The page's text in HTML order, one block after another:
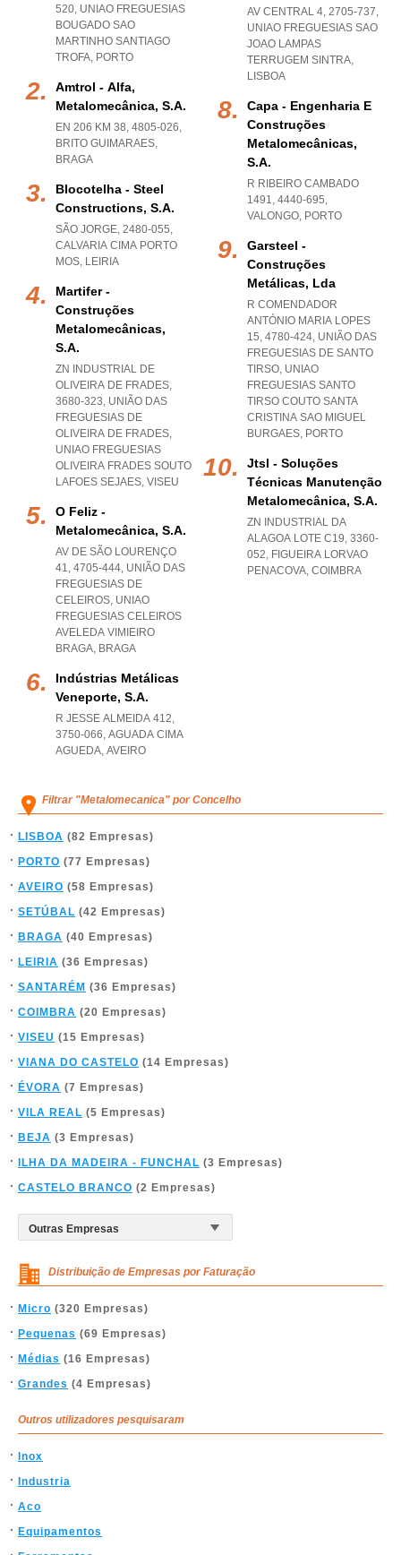
520, UNIAO FREGUESIAS
BOUGADO SAO
MARTINHO SANTIAGO
TROFA, PORTO
Amtrol - Alfa,
Metalomecânica, S.a.
EN 206 KM 38, 4805-026,
BRITO GUIMARAES,
BRAGA
Blocotelha - Steel
Constructions, S.a.
SÃO JORGE, 2480-055,
CALVARIA CIMA PORTO
MOS, LEIRIA
Martifer -
Construções
Metalomecânicas,
S.a.
ZN INDUSTRIAL DE
OLIVEIRA DE FRADES,
3680-323, UNIÃO DAS
FREGUESIAS DE
OLIVEIRA DE FRADES,
UNIAO FREGUESIAS
OLIVEIRA FRADES SOUTO
LAFOES SEJAES, VISEU
O Feliz -
Metalomecânica, S.a.
AV DE SÃO LOURENÇO
41, 4705-444, UNIÃO DAS
FREGUESIAS DE
CELEIROS, UNIAO
FREGUESIAS CELEIROS
AVELEDA VIMIEIRO
BRAGA, BRAGA
Indústrias Metálicas
Veneporte, S.a.
R JESSE ALMEIDA 412,
3750-066, AGUADA CIMA
AGUEDA, AVEIRO
AV CENTRAL 4, 2705-737,
UNIAO FREGUESIAS SAO
JOAO LAMPAS
TERRUGEM SINTRA,
LISBOA
Capa - Engenharia E
Construções
Metalomecânicas,
S.a.
R RIBEIRO CAMBADO
1491, 4440-695,
VALONGO, PORTO
Garsteel -
Construções
Metálicas, Lda
R COMENDADOR
ANTÓNIO MARIA LOPES
15, 4780-424, UNIÃO DAS
FREGUESIAS DE SANTO
TIRSO, UNIAO
FREGUESIAS SANTO
TIRSO COUTO SANTA
CRISTINA SAO MIGUEL
BURGAES, PORTO
Jtsl - Soluções
Técnicas Manutenção
Metalomecânica, S.a.
ZN INDUSTRIAL DA
ALAGOA LOTE C19, 3360-
052, FIGUEIRA LORVAO
PENACOVA, COIMBRA
Filtrar "Metalomecanica" por Concelho
LISBOA (82 Empresas)
PORTO (77 Empresas)
AVEIRO (58 Empresas)
SETÚBAL (42 Empresas)
BRAGA (40 Empresas)
LEIRIA (36 Empresas)
SANTARÉM (36 Empresas)
COIMBRA (20 Empresas)
VISEU (15 Empresas)
VIANA DO CASTELO (14 Empresas)
ÉVORA (7 Empresas)
VILA REAL (5 Empresas)
BEJA (3 Empresas)
ILHA DA MADEIRA - FUNCHAL (3 Empresas)
CASTELO BRANCO (2 Empresas)
Distribuição de Empresas por Faturação
Micro (320 Empresas)
Pequenas (69 Empresas)
Médias (16 Empresas)
Grandes (4 Empresas)
Outros utilizadores pesquisaram
Inox
Industria
Aco
Equipamentos